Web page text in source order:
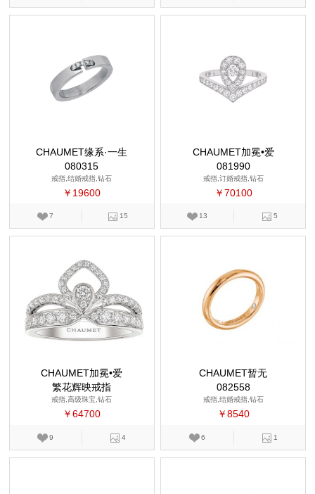
CHAUMET缘系·一生
080315
戒指,结婚戒指,钻石
￥19600
7 15
CHAUMET加冕•爱
081990
戒指,订婚戒指,钻石
￥70100
13 5
CHAUMET加冕•爱
繁花辉映戒指
戒指,高级珠宝,钻石
￥64700
9 4
CHAUMET暂无
082558
戒指,结婚戒指,钻石
￥8540
6 1